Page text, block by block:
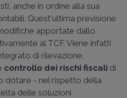
anche in ordine alla sua
Quest'ultima previsione
apportate dallo
al TCF. Viene infatti
di rilevazione,
controllo dei rischi fiscali di
dotare - nel rispetto della
delle soluzioni